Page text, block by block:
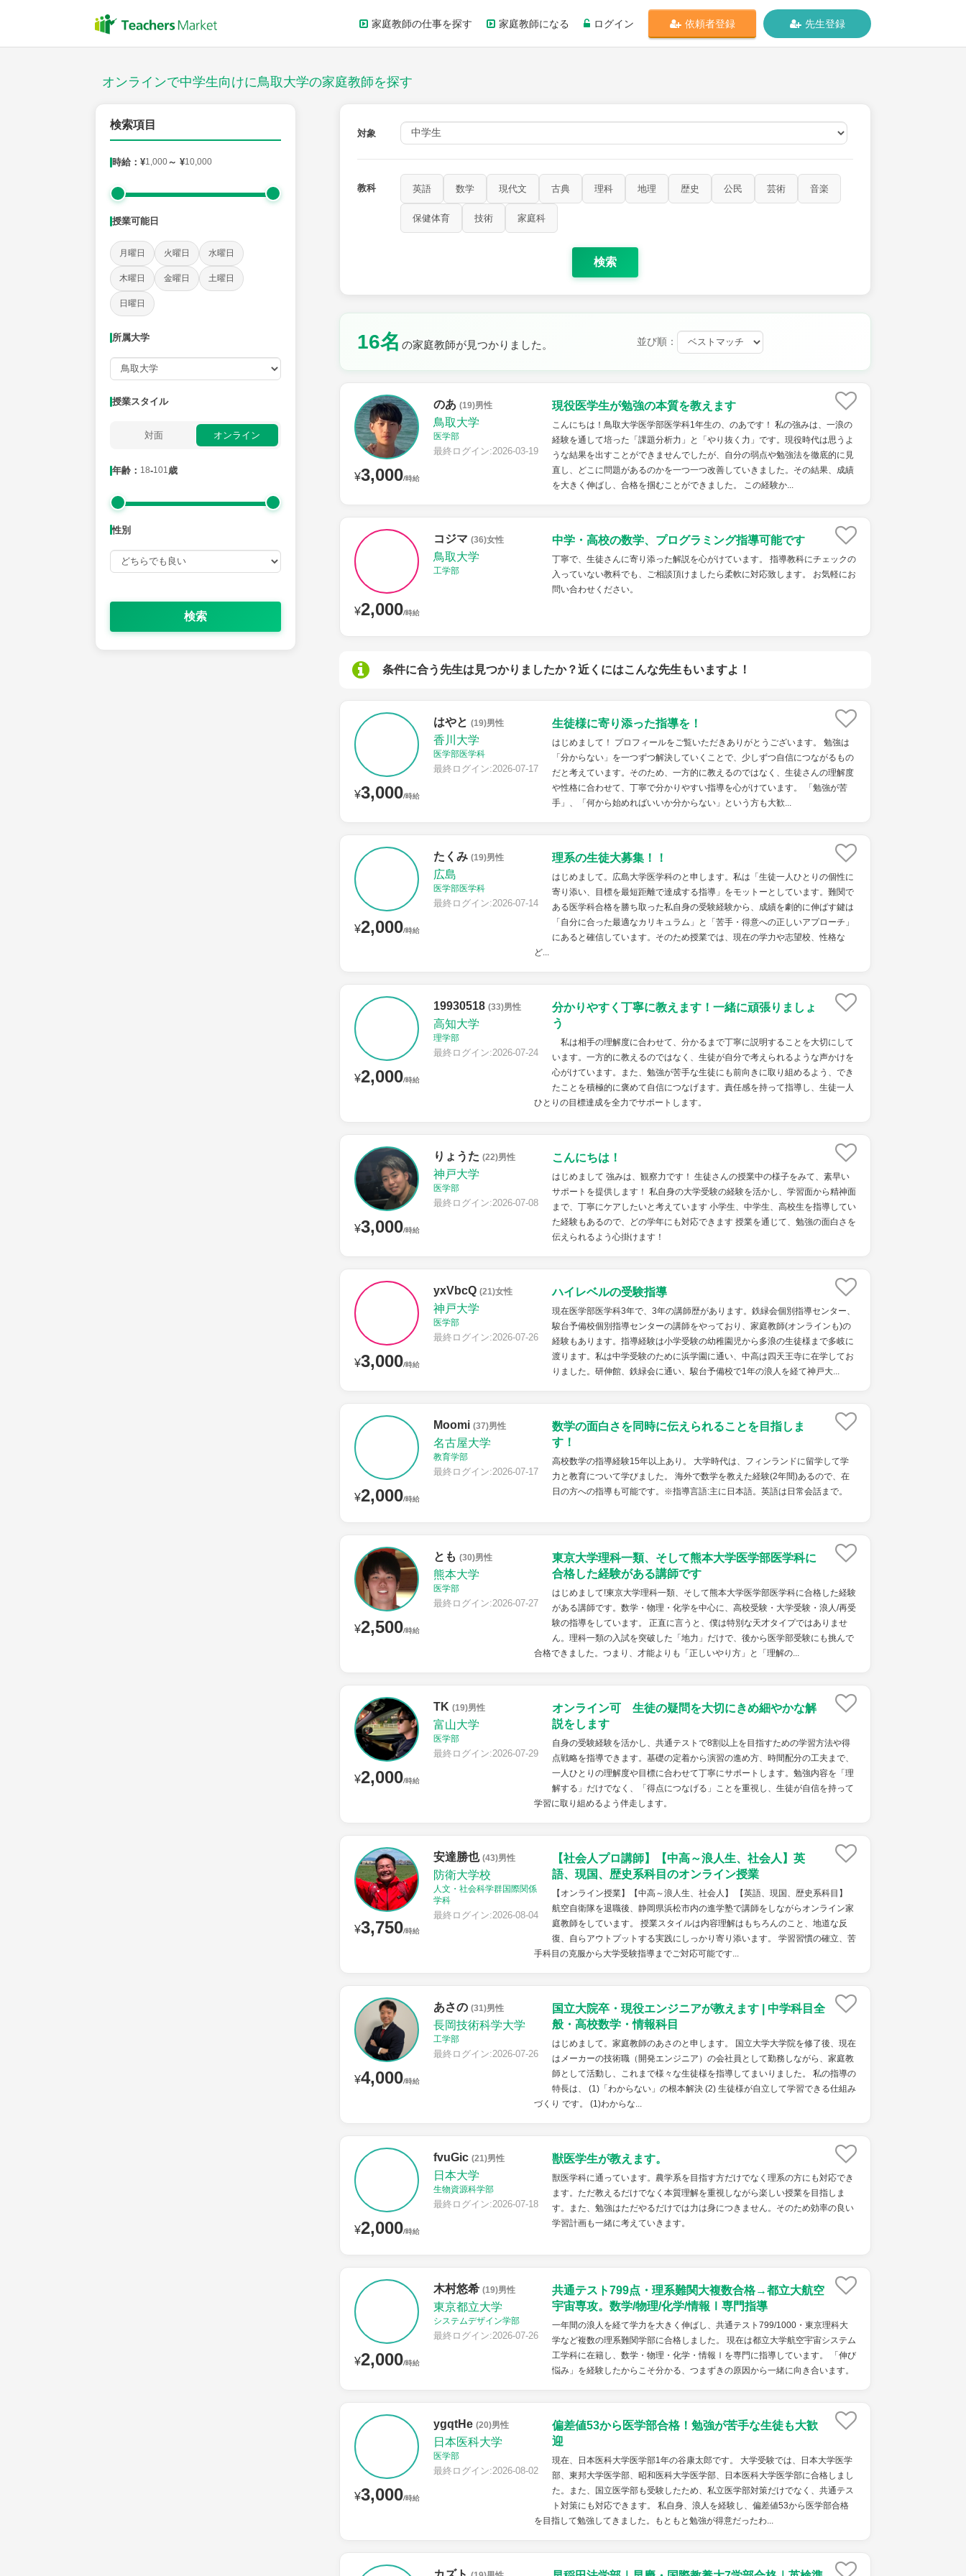
家庭教師の仕事を探す 家庭教師になる ログイン 依頼者登録 先生登録
オンラインで中学生向けに鳥取大学の家庭教師を探す
検索項目
時給：¥1,000～ ¥10,000
授業可能日
月曜日 火曜日 水曜日
木曜日 金曜日 土曜日
日曜日
所属大学
授業スタイル
対面 オンライン
年齢： 18-101歳
性別
検索
対象
教科 英語 数学 現代文 古典 理科 地理 歴史 公民 芸術 音楽
保健体育 技術 家庭科
検索
16名 の家庭教師が見つかりました。 並び順：
¥3,000/時給
のあ (19)男性
鳥取大学
医学部
最終ログイン:2026-03-19
現役医学生が勉強の本質を教えます
こんにちは！鳥取大学医学部医学科1年生の、のあです！ 私の強みは、一浪の
経験を通して培った「課題分析力」と「やり抜く力」です。現役時代は思うよ
うな結果を出すことができませんでしたが、自分の弱点や勉強法を徹底的に見
直し、どこに問題があるのかを一つ一つ改善していきました。その結果、成績
を大きく伸ばし、合格を掴むことができました。 この経験か...
¥2,000/時給
コジマ (36)女性
鳥取大学
工学部
中学・高校の数学、プログラミング指導可能です
丁寧で、生徒さんに寄り添った解説を心がけています。 指導教科にチェックの
入っていない教科でも、ご相談頂けましたら柔軟に対応致します。 お気軽にお
問い合わせください。
条件に合う先生は見つかりましたか？近くにはこんな先生もいますよ！
¥3,000/時給
はやと (19)男性
香川大学
医学部医学科
最終ログイン:2026-07-17
生徒様に寄り添った指導を！
はじめまして！ プロフィールをご覧いただきありがとうございます。 勉強は
「分からない」を一つずつ解決していくことで、少しずつ自信につながるもの
だと考えています。そのため、一方的に教えるのではなく、生徒さんの理解度
や性格に合わせて、丁寧で分かりやすい指導を心がけています。 「勉強が苦
手」、「何から始めればいいか分からない」という方も大歓...
¥2,000/時給
たくみ (19)男性
広島
医学部医学科
最終ログイン:2026-07-14
理系の生徒大募集！！
はじめまして。広島大学医学科のと申します。私は「生徒一人ひとりの個性に
寄り添い、目標を最短距離で達成する指導」をモットーとしています。難関で
ある医学科合格を勝ち取った私自身の受験経験から、成績を劇的に伸ばす鍵は
「自分に合った最適なカリキュラム」と「苦手・得意への正しいアプローチ」
にあると確信しています。そのため授業では、現在の学力や志望校、性格な
ど...
¥2,000/時給
19930518 (33)男性
高知大学
理学部
最終ログイン:2026-07-24
分かりやすく丁寧に教えます！一緒に頑張りましょ
う
私は相手の理解度に合わせて、分かるまで丁寧に説明することを大切にして
います。一方的に教えるのではなく、生徒が自分で考えられるような声かけを
心がけています。また、勉強が苦手な生徒にも前向きに取り組めるよう、でき
たことを積極的に褒めて自信につなげます。責任感を持って指導し、生徒一人
ひとりの目標達成を全力でサポートします。
¥3,000/時給
りょうた (22)男性
神戸大学
医学部
最終ログイン:2026-07-08
こんにちは！
はじめまして 強みは、観察力です！ 生徒さんの授業中の様子をみて、素早い
サポートを提供します！ 私自身の大学受験の経験を活かし、学習面から精神面
まで、丁寧にケアしたいと考えています 小学生、中学生、高校生を指導してい
た経験もあるので、どの学年にも対応できます 授業を通じて、勉強の面白さを
伝えられるよう心掛けます！
¥3,000/時給
yxVbcQ (21)女性
神戸大学
医学部
最終ログイン:2026-07-26
ハイレベルの受験指導
現在医学部医学科3年で、3年の講師歴があります。鉄緑会個別指導センター、
駿台予備校個別指導センターの講師をやっており、家庭教師(オンラインも)の
経験もあります。指導経験は小学受験の幼稚園児から多浪の生徒様まで多岐に
渡ります。私は中学受験のために浜学園に通い、中高は四天王寺に在学してお
りました。研伸館、鉄緑会に通い、駿台予備校で1年の浪人を経て神戸大...
¥2,000/時給
Moomi (37)男性
名古屋大学
教育学部
最終ログイン:2026-07-17
数学の面白さを同時に伝えられることを目指しま
す！
高校数学の指導経験15年以上あり。 大学時代は、フィンランドに留学して学
力と教育について学びました。 海外で数学を教えた経験(2年間)あるので、在
日の方への指導も可能です。※指導言語:主に日本語。英語は日常会話まで。
¥2,500/時給
とも (30)男性
熊本大学
医学部
最終ログイン:2026-07-27
東京大学理科一類、そして熊本大学医学部医学科に
合格した経験がある講師です
はじめまして!東京大学理科一類、そして熊本大学医学部医学科に合格した経験
がある講師です。数学・物理・化学を中心に、高校受験・大学受験・浪人/再受
験の指導をしています。 正直に言うと、僕は特別な天才タイプではありませ
ん。理科一類の入試を突破した「地力」だけで、後から医学部受験にも挑んで
合格できました。つまり、才能よりも「正しいやり方」と「理解の...
¥2,000/時給
TK (19)男性
富山大学
医学部
最終ログイン:2026-07-29
オンライン可 生徒の疑問を大切にきめ細やかな解
説をします
自身の受験経験を活かし、共通テストで8割以上を目指すための学習方法や得
点戦略を指導できます。基礎の定着から演習の進め方、時間配分の工夫まで、
一人ひとりの理解度や目標に合わせて丁寧にサポートします。勉強内容を「理
解する」だけでなく、「得点につなげる」ことを重視し、生徒が自信を持って
学習に取り組めるよう伴走します。
¥3,750/時給
安達勝也 (43)男性
防衛大学校
人文・社会科学群国際関係
学科
最終ログイン:2026-08-04
【社会人プロ講師】【中高～浪人生、社会人】英
語、現国、歴史系科目のオンライン授業
【オンライン授業】【中高～浪人生、社会人】 【英語、現国、歴史系科目】
航空自衛隊を退職後、静岡県浜松市内の進学塾で講師をしながらオンライン家
庭教師をしています。 授業スタイルは内容理解はもちろんのこと、地道な反
復、自らアウトプットする実践にしっかり寄り添います。 学習習慣の確立、苦
手科目の克服から大学受験指導までご対応可能です...
¥4,000/時給
あさの (31)男性
長岡技術科学大学
工学部
最終ログイン:2026-07-26
国立大院卒・現役エンジニアが教えます | 中学科目全
般・高校数学・情報科目
はじめまして。家庭教師のあさのと申します。 国立大学大学院を修了後、現在
はメーカーの技術職（開発エンジニア）の会社員として勤務しながら、家庭教
師として活動し、これまで様々な生徒様を指導してまいりました。 私の指導の
特長は、 (1)「わからない」の根本解決 (2) 生徒様が自立して学習できる仕組み
づくり です。 (1)わからな...
¥2,000/時給
fvuGic (21)男性
日本大学
生物資源科学部
最終ログイン:2026-07-18
獣医学生が教えます。
獣医学科に通っています。農学系を目指す方だけでなく理系の方にも対応でき
ます。ただ教えるだけでなく本質理解を重視しながら楽しい授業を目指しま
す。また、勉強はただやるだけでは力は身につきません。そのため効率の良い
学習計画も一緒に考えていきます。
¥2,000/時給
木村悠希 (19)男性
東京都立大学
システムデザイン学部
最終ログイン:2026-07-26
共通テスト799点・理系難関大複数合格→都立大航空
宇宙専攻。数学/物理/化学/情報Ⅰ専門指導
一年間の浪人を経て学力を大きく伸ばし、共通テスト799/1000・東京理科大
学など複数の理系難関学部に合格しました。 現在は都立大学航空宇宙システム
工学科に在籍し、数学・物理・化学・情報Ⅰを専門に指導しています。 「伸び
悩み」を経験したからこそ分かる、つまずきの原因から一緒に向き合います。
¥3,000/時給
ygqtHe (20)男性
日本医科大学
医学部
最終ログイン:2026-08-02
偏差値53から医学部合格！勉強が苦手な生徒も大歓
迎
現在、日本医科大学医学部1年の谷康太郎です。 大学受験では、日本大学医学
部、東邦大学医学部、昭和医科大学医学部、日本医科大学医学部に合格しまし
た。また、国立医学部も受験したため、私立医学部対策だけでなく、共通テス
ト対策にも対応できます。 私自身、浪人を経験し、偏差値53から医学部合格
を目指して勉強してきました。もともと勉強が得意だったわ...
授業スタイル
数学 理科 芸術 音楽 保健体育 技術 家庭科
時給：¥1,000 ～ ¥10,000
授業可能日
火曜日 土曜日 日曜日
所属大学